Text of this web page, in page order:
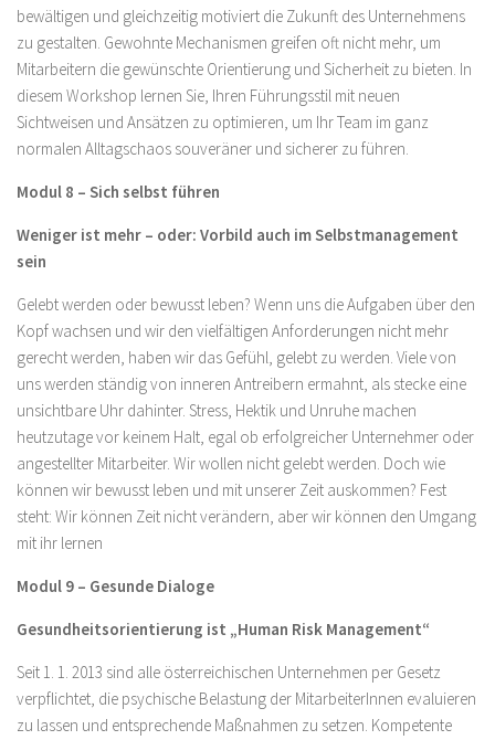
bewältigen und gleichzeitig motiviert die Zukunft des Unternehmens
zu gestalten. Gewohnte Mechanismen greifen oft nicht mehr, um
Mitarbeitern die gewünschte Orientierung und Sicherheit zu bieten. In
diesem Workshop lernen Sie, Ihren Führungsstil mit neuen
Sichtweisen und Ansätzen zu optimieren, um Ihr Team im ganz
normalen Alltagschaos souveräner und sicherer zu führen.
Modul 8 – Sich selbst führen
Weniger ist mehr – oder: Vorbild auch im Selbstmanagement
sein
Gelebt werden oder bewusst leben? Wenn uns die Aufgaben über den
Kopf wachsen und wir den vielfältigen Anforderungen nicht mehr
gerecht werden, haben wir das Gefühl, gelebt zu werden. Viele von
uns werden ständig von inneren Antreibern ermahnt, als stecke eine
unsichtbare Uhr dahinter. Stress, Hektik und Unruhe machen
heutzutage vor keinem Halt, egal ob erfolgreicher Unternehmer oder
angestellter Mitarbeiter. Wir wollen nicht gelebt werden. Doch wie
können wir bewusst leben und mit unserer Zeit auskommen? Fest
steht: Wir können Zeit nicht verändern, aber wir können den Umgang
mit ihr lernen
Modul 9 – Gesunde Dialoge
Gesundheitsorientierung ist „Human Risk Management“
Seit 1. 1. 2013 sind alle österreichischen Unternehmen per Gesetz
verpflichtet, die psychische Belastung der MitarbeiterInnen evaluieren
zu lassen und entsprechende Maßnahmen zu setzen. Kompetente